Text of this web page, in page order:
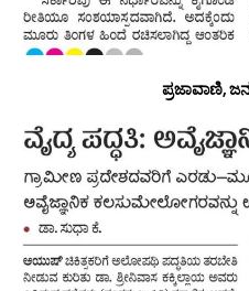
ಪ್ರಜಾವಾಣಿ,